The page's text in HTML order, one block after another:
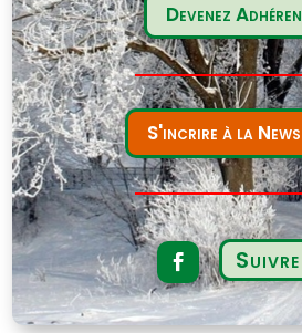
Devenez
S'incrire à la
Suivre